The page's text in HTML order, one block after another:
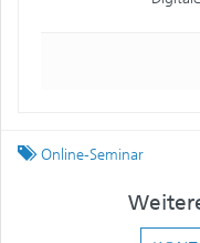
Tagged
Online-Seminar